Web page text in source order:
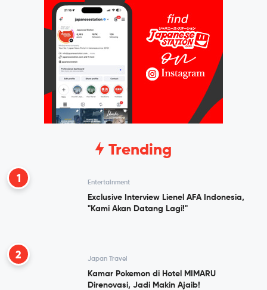
Trending
1 Entertainment
Exclusive Interview Lienel AFA Indonesia,
"Kami Akan Datang Lagi!"
2 Japan Travel
Kamar Pokemon di Hotel MIMARU
Direnovasi, Jadi Makin Ajaib!